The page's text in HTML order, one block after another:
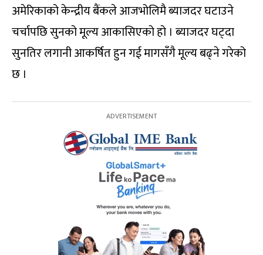
अमेरिकाको केन्द्रीय बैंकले आजभोलिमै ब्याजदर घटाउने
चर्चापछि सुनको मूल्य आकासिएको हो । ब्याजदर घट्दा
सुनतिर लगानी आकर्षित हुन गई मागसँगै मूल्य बढ्ने गरेको
छ ।